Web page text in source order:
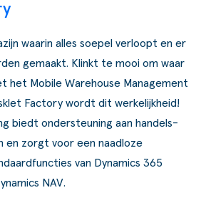
waarin alles soepel verloopt en er
gemaakt. Klinkt te mooi om waar
het Mobile Warehouse Management
Factory wordt dit werkelijkheid!
biedt ondersteuning aan handels-
en zorgt voor een naadloze
van Dynamics 365
NAV.